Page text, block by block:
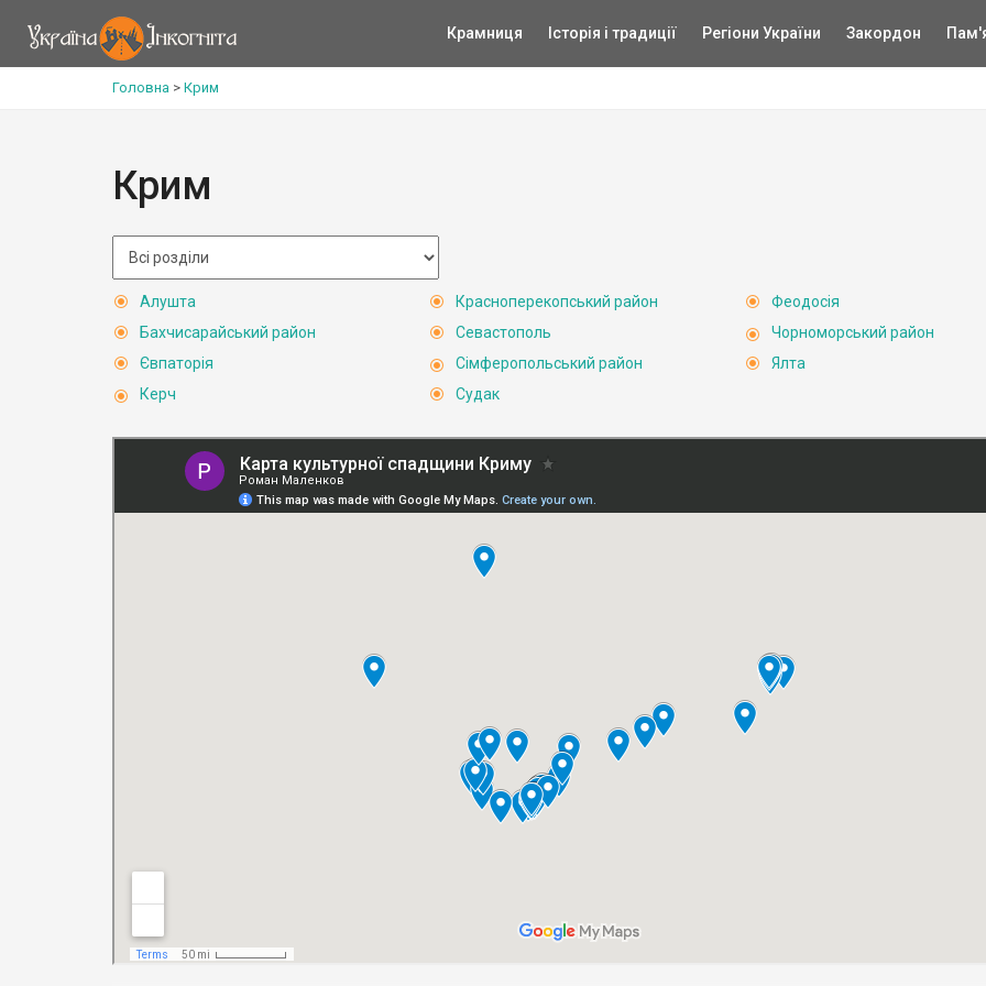
Крамниця Історія і традиції Регіони України Закордон
Головна > Крим
Крим
Алушта
Бахчисарайський район
Євпаторія
Керч
Красноперекопський район
Севастополь
Сімферопольський район
Судак
Феодосія
Чорноморський район
Ялта